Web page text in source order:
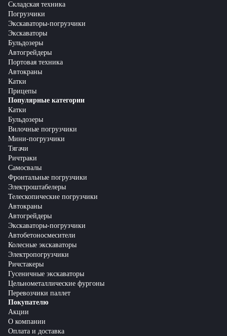
Складская техника
Погрузчики
Экскаваторы-погрузчики
Экскаваторы
Бульдозеры
Автогрейдеры
Портовая техника
Автокраны
Катки
Прицепы
Популярные категории
Катки
Бульдозеры
Вилочные погрузчики
Мини-погрузчики
Тягачи
Ричтраки
Самосвалы
Фронтальные погрузчики
Электроштабелеры
Телескопические погрузчики
Автокраны
Автогрейдеры
Экскаваторы-погрузчики
Автобетоносмесители
Колесные экскаваторы
Электропогрузчики
Ричстакеры
Гусеничные экскаваторы
Цельнометаллические фургоны
Перевозчики паллет
Покупателю
Акции
О компании
Оплата и доставка